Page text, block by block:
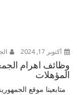
أكتوبر 17, 2024
المؤهلات
متابعينا موقع